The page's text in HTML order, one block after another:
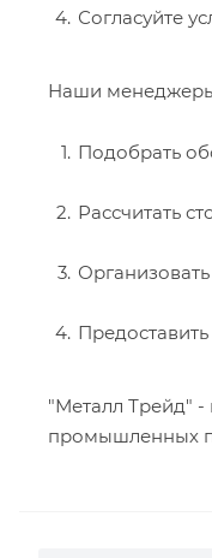
Согласуйте
Наши менеджеры
Подобрать
Рассчитать
"Металл Трейд"
промышленных